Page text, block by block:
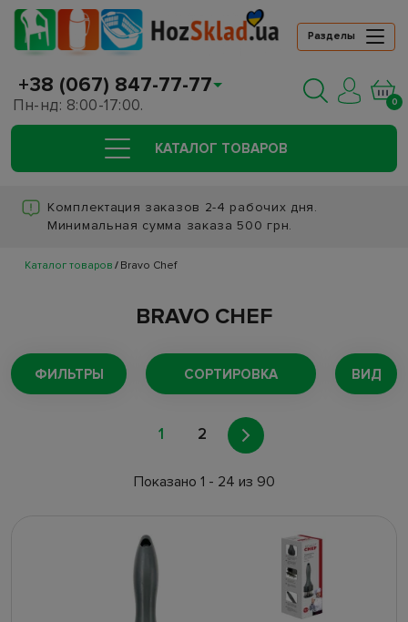
Разделы
+38 (067) 847-77-77
Пн-нд: 8:00-17:00. 0
КАТАЛОГ ТОВАРОВ
Комплектация заказов 2-4 рабочих дня.
Минимальная сумма заказа 500 грн.
Каталог товаров Bravo Chef
BRAVO CHEF
ФИЛЬТРЫ СОРТИРОВКА ВИД
1 2
Показано 1 - 24 из 90